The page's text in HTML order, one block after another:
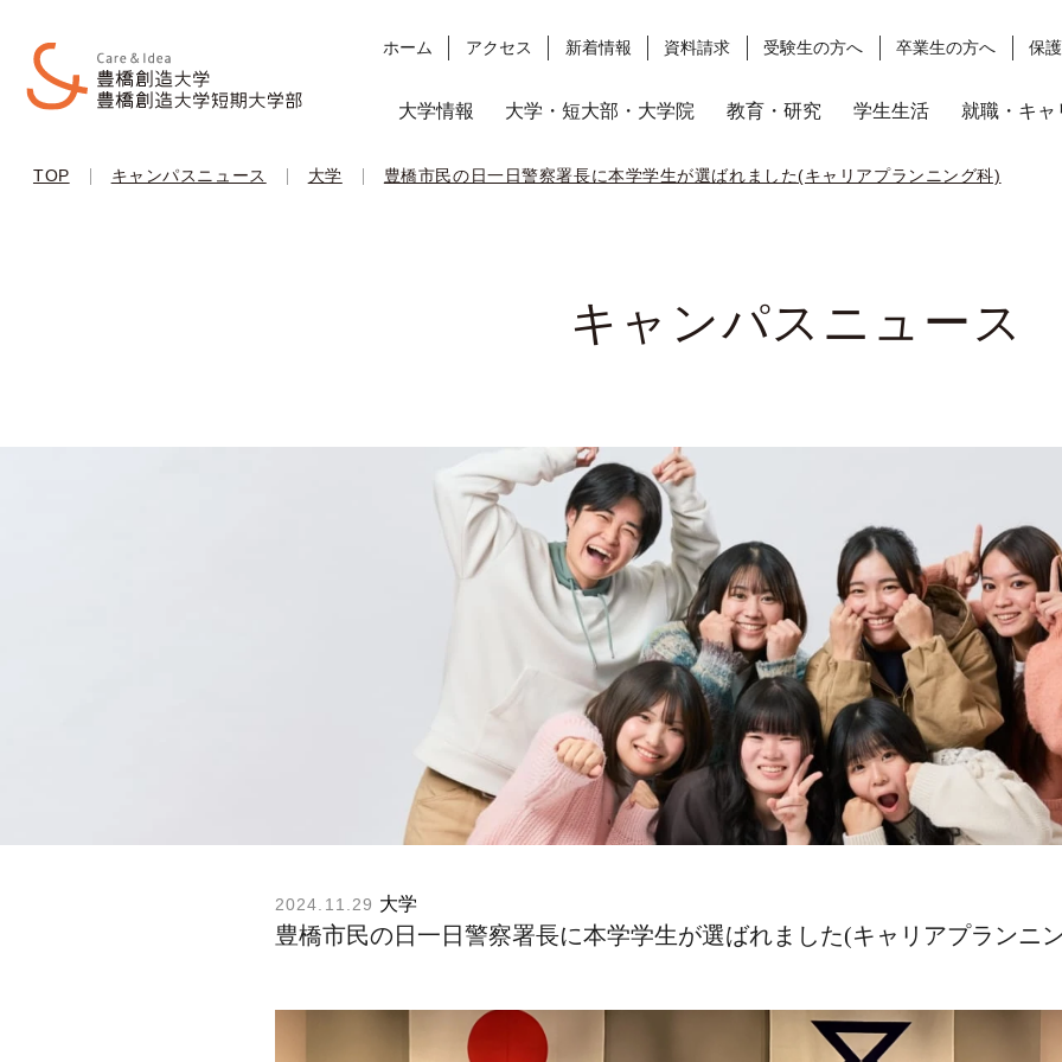
大学情報 大学・短大部・大学院 教育・研究 学生生活 就職・キャ
ホーム アクセス 新着情報 資料請求 受験生の方へ 卒業生の方へ 保
TOP | キャンパスニュース | 大学 | 豊橋市民の日一日警察署長に本学学生が選ばれました(キャリアプランニング科)
キャンパスニュース
2024.11.29 大学
豊橋市民の日一日警察署長に本学学生が選ばれました(キャリアプランニ